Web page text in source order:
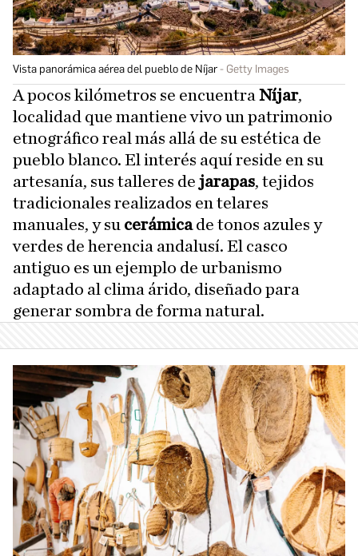
Vista panorámica aérea del pueblo de Níjar Getty Images
A pocos kilómetros se encuentra Níjar,
localidad que mantiene vivo un patrimonio
etnográfico real más allá de su estética de
pueblo blanco. El interés aquí reside en su
artesanía, sus talleres de jarapas, tejidos
tradicionales realizados en telares
manuales, y su cerámicade tonos azules y
verdes de herencia andalusí. El casco
antiguo es un ejemplo de urbanismo
adaptado al clima árido, diseñado para
generar sombra de forma natural.